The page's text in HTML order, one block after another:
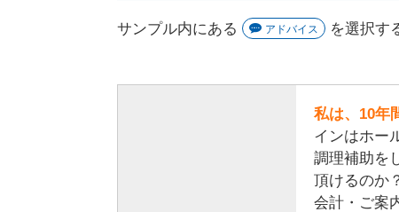
サンプル内にある アドバイス を選択す
私は、10年
インはホー
調理補助を
頂けるのか
会計・ご案